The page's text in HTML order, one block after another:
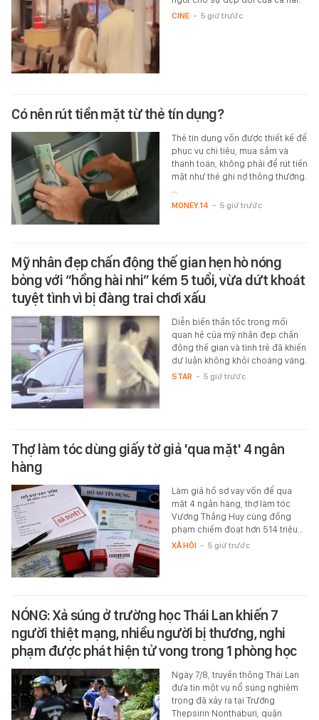
CINE - 5 giờ trước
Có nên rút tiền mặt từ thẻ tín dụng?
Thẻ tín dụng vốn được thiết kế để
phục vụ chi tiêu, mua sắm và
thanh toán, không phải để rút tiền
mặt như thẻ ghi nợ thông thường.
…
MONEY.14 - 5 giờ trước
Mỹ nhân đẹp chấn động thế gian hẹn hò nóng
bỏng với “hồng hài nhi” kém 5 tuổi, vừa dứt khoát
tuyệt tình vì bị đàng trai chơi xấu
Diễn biến thần tốc trong mối
quan hệ của mỹ nhân đẹp chấn
động thế gian và tình trẻ đã khiến
dư luận không khỏi choáng váng.
STAR - 5 giờ trước
Thợ làm tóc dùng giấy tờ giả 'qua mặt' 4 ngân
hàng
Làm giả hồ sơ vay vốn để qua
mặt 4 ngân hàng, thợ làm tóc
Vương Thắng Huy cùng đồng
phạm chiếm đoạt hơn 514 triệu…
XÃ HỘI - 5 giờ trước
NÓNG: Xả súng ở trường học Thái Lan khiến 7
người thiệt mạng, nhiều người bị thương, nghi
phạm được phát hiện tử vong trong 1 phòng học
Ngày 7/8, truyền thông Thái Lan
đưa tin một vụ nổ súng nghiêm
trọng đã xảy ra tại Trường
Thepsirin Nonthaburi, quận